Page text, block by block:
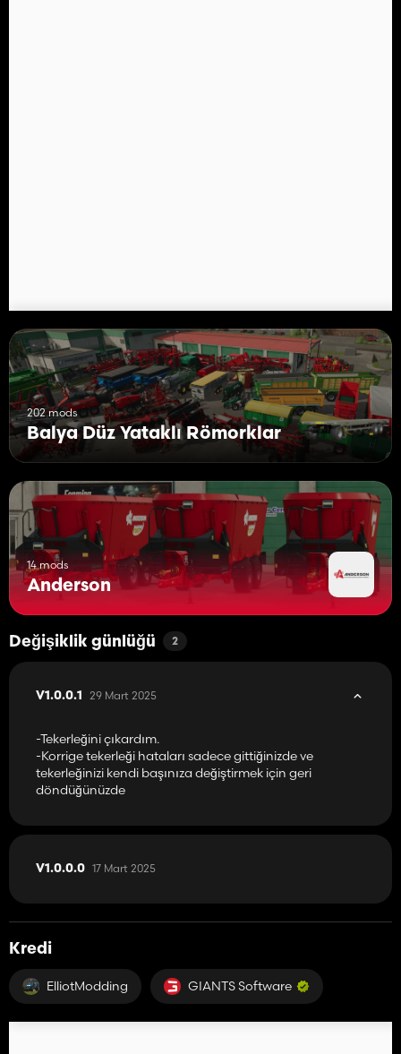
202 mods
Balya Düz Yataklı Römorklar
14 mods
Anderson
Değişiklik günlüğü 2
V1.0.0.1 29 Mart 2025
-Tekerleğini çıkardım.
-Korrige tekerleği hataları sadece gittiğinizde ve
tekerleğinizi kendi başınıza değiştirmek için geri
döndüğünüzde
V1.0.0.0 17 Mart 2025
Kredi
ElliotModding GIANTS Software